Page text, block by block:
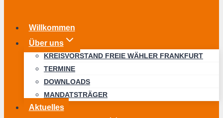
Willkommen
Über uns
KREISVORSTAND FREIE WÄHLER FRANKFURT
TERMINE
DOWNLOADS
MANDATSTRÄGER
Aktuelles